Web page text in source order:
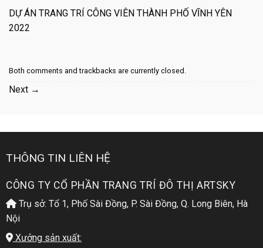
DỰ ÁN TRANG TRÍ CÔNG VIÊN THÀNH PHỐ VĨNH YÊN
2022
Both comments and trackbacks are currently closed.
Next →
THÔNG TIN LIÊN HỆ
CÔNG TY CỔ PHẦN TRANG TRÍ ĐÔ THỊ ARTSKY
Trụ sở: Tổ 1, Phố Sài Đồng, P. Sài Đồng, Q. Long Biên, Hà
Nội
Xưởng sản xuất: